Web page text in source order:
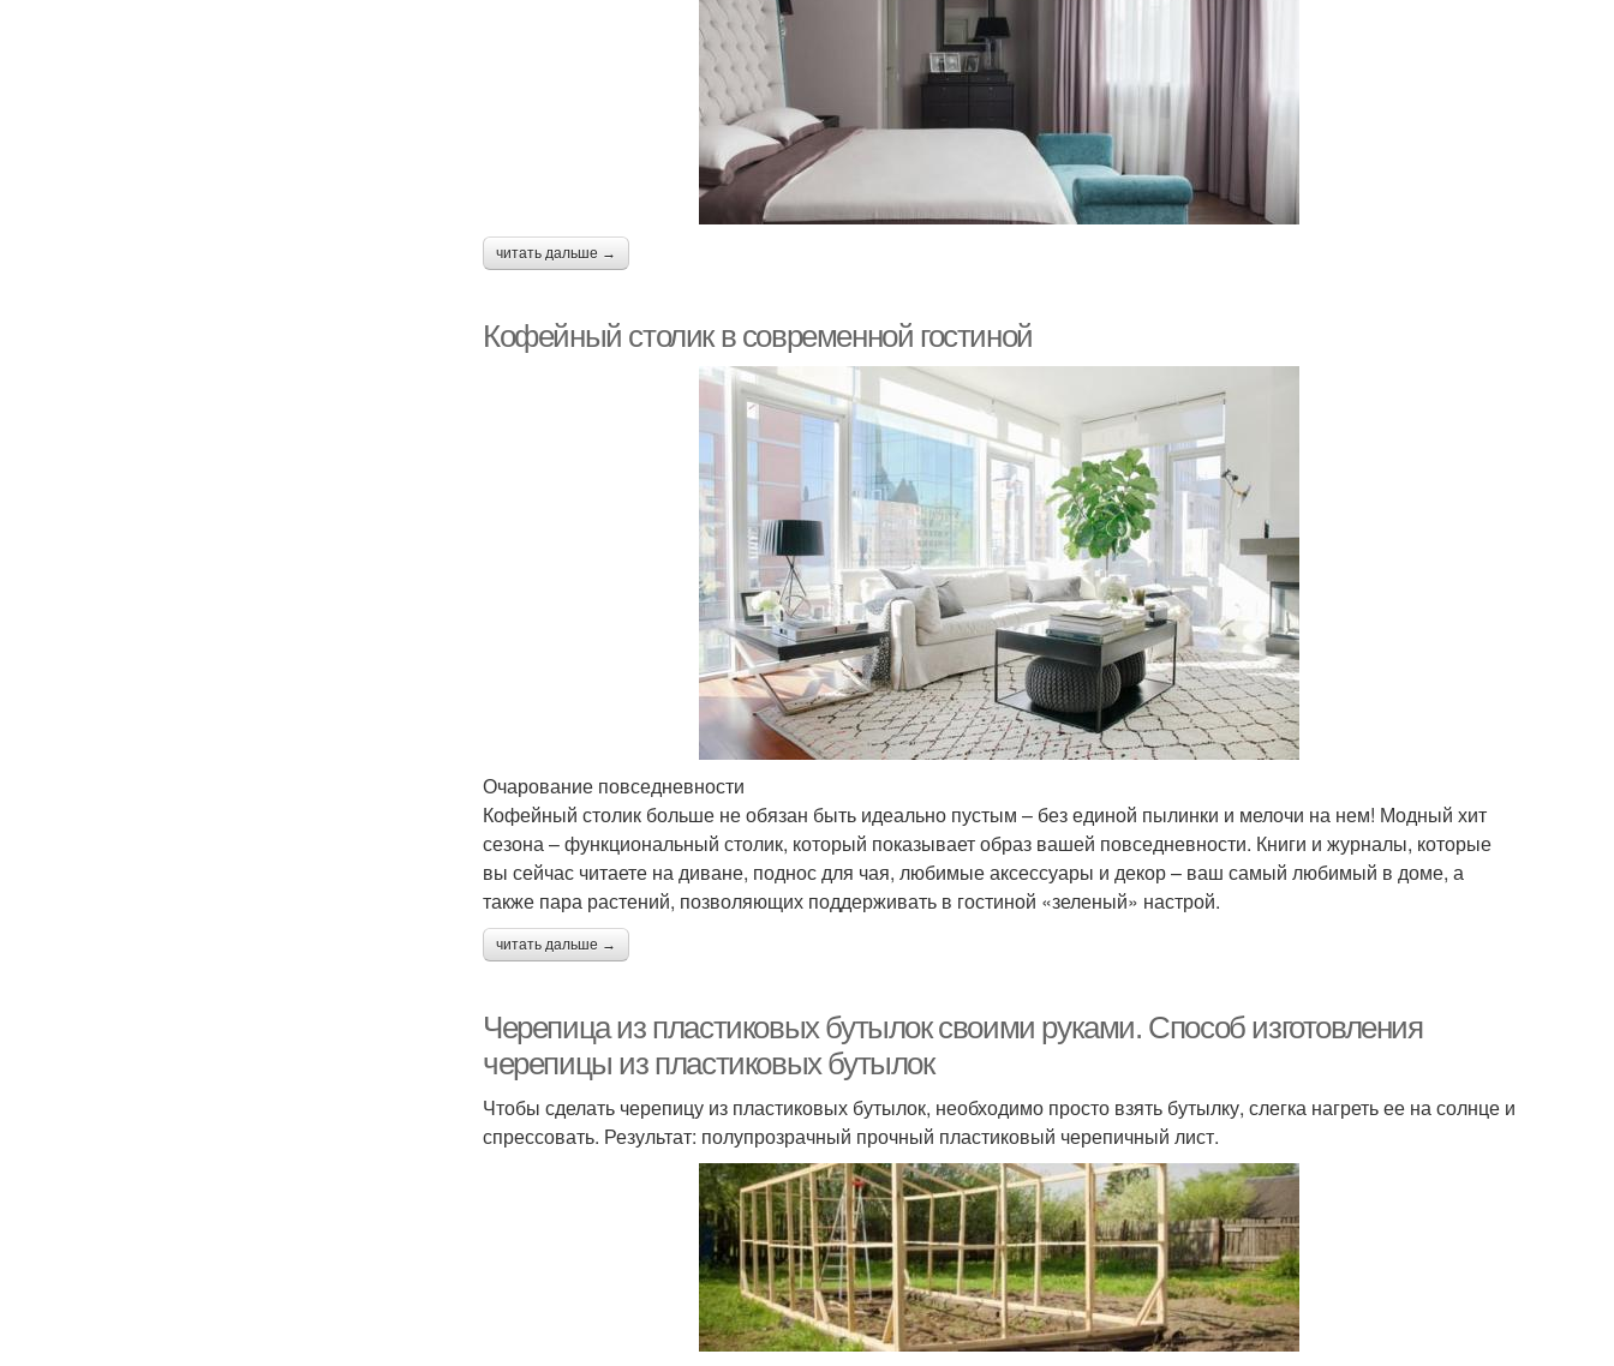
читать дальше →
Кофейный столик в современной гостиной
Очарование повседневности
Кофейный столик больше не обязан быть идеально пустым – без единой пылинки и мелочи на нем! Модный хит
сезона – функциональный столик, который показывает образ вашей повседневности. Книги и журналы, которые
вы сейчас читаете на диване, поднос для чая, любимые аксессуары и декор – ваш самый любимый в доме, а
также пара растений, позволяющих поддерживать в гостиной «зеленый» настрой.
читать дальше →
Черепица из пластиковых бутылок своими руками. Способ изготовления
черепицы из пластиковых бутылок
Чтобы сделать черепицу из пластиковых бутылок, необходимо просто взять бутылку, слегка нагреть ее на солнце и
спрессовать. Результат: полупрозрачный прочный пластиковый черепичный лист.